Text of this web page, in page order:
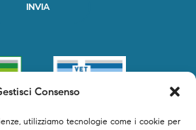
Consenso
utilizziamo tecnologie come i cookie per